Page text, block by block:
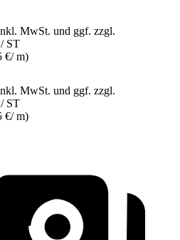
MwSt. und ggf. zzgl.
/ ST
€/ m)
MwSt. und ggf. zzgl.
/ ST
€/ m)